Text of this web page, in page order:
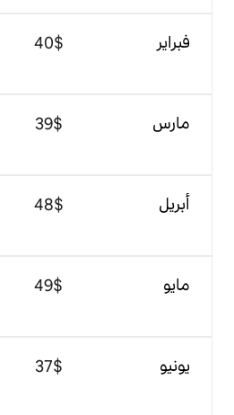
64°ف
67°ف
71°ف
73°ف
71°ف